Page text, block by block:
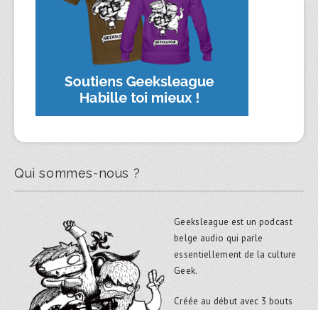
Qui sommes-nous ?
Geeksleague est un podcast
belge audio qui parle
essentiellement de la culture
Geek.
Créée au début avec 3 bouts